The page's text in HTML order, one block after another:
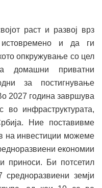
раст и развој врз
истовремено и да ги
опкружување со цел
домашни приватни
за постигнување
2027 година завршува
во инфраструктурата,
Ние поставивме
на инвестиции можеме
економии
приноси. Би потсетил
земји